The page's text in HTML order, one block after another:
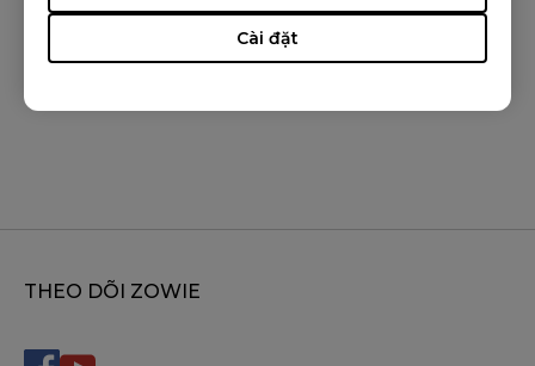
Cài đặt
Điều này có hữu ích?
THEO DÕI ZOWIE